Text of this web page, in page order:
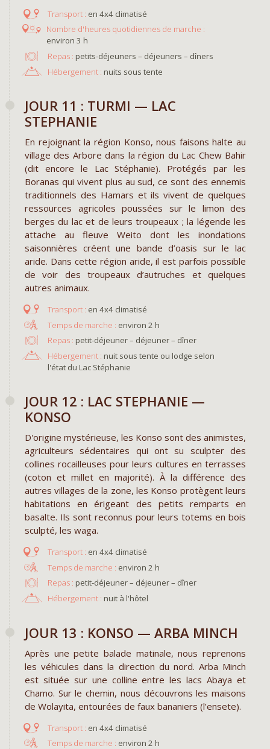
en 4x4 climatisé
environ 3 h
Repas : petits-déjeuners – déjeuners – dîners
Hébergement : nuits sous tente
JOUR 11 : TURMI — LAC
STEPHANIE
En rejoignant la région Konso, nous faisons halte au
village des Arbore dans la région du Lac Chew Bahir
(dit encore le Lac Stéphanie). Protégés par les
Boranas qui vivent plus au sud, ce sont des ennemis
traditionnels des Hamars et ils vivent de quelques
ressources agricoles poussées sur le limon des
berges du lac et de leurs troupeaux ; la légende les
attache au fleuve Weito dont les inondations
saisonnières créent une bande d’oasis sur le lac
aride. Dans cette région aride, il est parfois possible
de voir des troupeaux d’autruches et quelques
autres animaux.
en 4x4 climatisé
environ 2 h
Repas : petit-déjeuner – déjeuner – dîner
Hébergement : nuit sous tente ou lodge selon
l'état du Lac Stéphanie
JOUR 12 : LAC STEPHANIE —
KONSO
D'origine mystérieuse, les Konso sont des animistes,
agriculteurs sédentaires qui ont su sculpter des
collines rocailleuses pour leurs cultures en terrasses
(coton et millet en majorité). À la différence des
autres villages de la zone, les Konso protègent leurs
habitations en érigeant des petits remparts en
basalte. Ils sont reconnus pour leurs totems en bois
sculpté, les waga.
en 4x4 climatisé
environ 2 h
Repas : petit-déjeuner – déjeuner – dîner
Hébergement : nuit à l'hôtel
JOUR 13 : KONSO — ARBA MINCH
Après une petite balade matinale, nous reprenons
les véhicules dans la direction du nord. Arba Minch
est située sur une colline entre les lacs Abaya et
Chamo. Sur le chemin, nous découvrons les maisons
de Wolayita, entourées de faux bananiers (l’ensete).
en 4x4 climatisé
environ 2 h